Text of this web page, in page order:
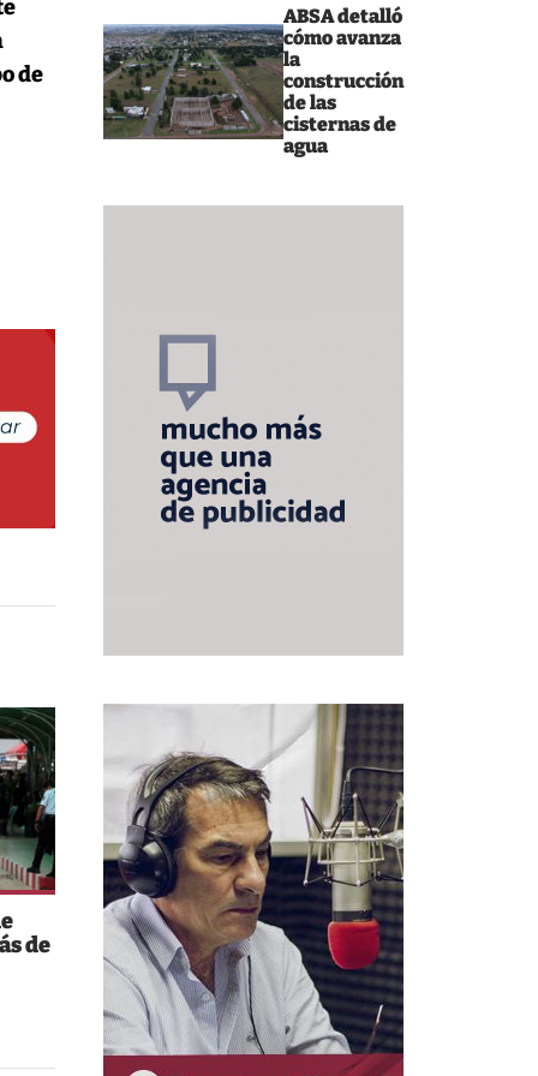
ABSA detalló
cómo avanza
la
construcción
de las
cisternas de
agua
de
de